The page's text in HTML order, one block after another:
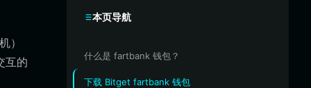
）
互的
本页导航
什么是 fartbank 钱包？
下载 Bitget fartbank 钱包